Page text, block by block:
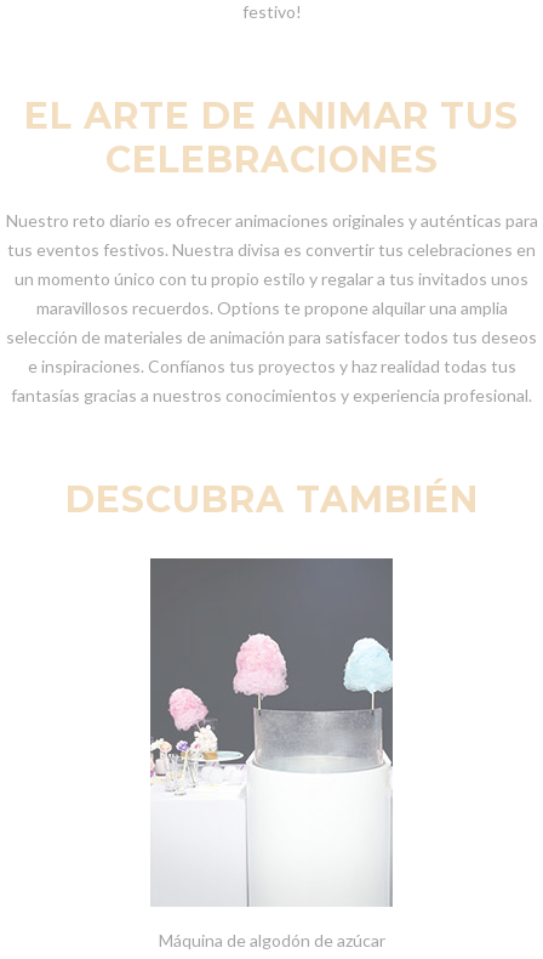
festivo!
EL ARTE DE ANIMAR TUS
CELEBRACIONES
Nuestro reto diario es ofrecer animaciones originales y auténticas para
tus eventos festivos. Nuestra divisa es convertir tus celebraciones en
un momento único con tu propio estilo y regalar a tus invitados unos
maravillosos recuerdos. Options te propone alquilar una amplia
selección de materiales de animación para satisfacer todos tus deseos
e inspiraciones. Confíanos tus proyectos y haz realidad todas tus
fantasías gracias a nuestros conocimientos y experiencia profesional.
DESCUBRA TAMBIÉN
Máquina de algodón de azúcar